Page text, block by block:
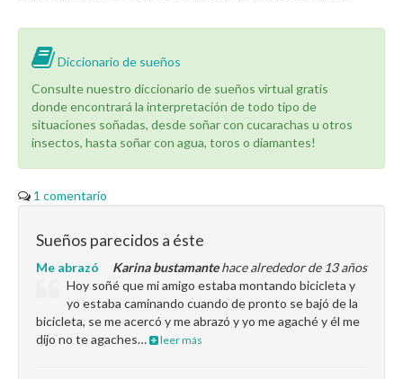
Diccionario de sueños
Consulte nuestro diccionario de sueños virtual gratis
donde encontrará la interpretación de todo tipo de
situaciones soñadas, desde soñar con cucarachas u otros
insectos, hasta soñar con agua, toros o diamantes!
1 comentario
Sueños parecidos a éste
Karina bustamantehace alrededor de 13 años
Me abrazó
Hoy soñé que mi amigo estaba montando bicicleta y
yo estaba caminando cuando de pronto se bajó de la
bicicleta, se me acercó y me abrazó y yo me agaché y él me
dijo no te agaches…
leer más